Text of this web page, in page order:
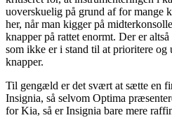
uoverskuelig på grund af for mange
her, når man kigger på
knapper på rattet enormt. Der er
som ikke er i stand til at prioritere
knapper.
Til gengæld er det svært at sætte en
Insignia, så selvom Optima
for Kia, så er Insignia bare mere